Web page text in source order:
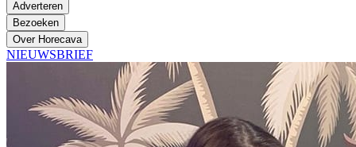
Adverteren
Bezoeken
Over Horecava
NIEUWSBRIEF